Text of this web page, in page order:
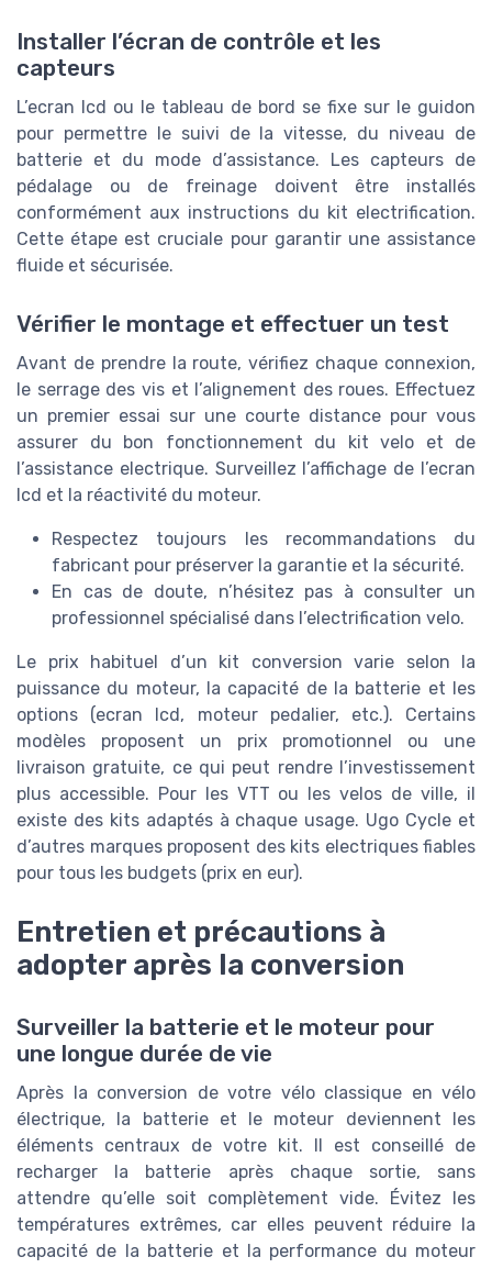
Installer l’écran de contrôle et les
capteurs
L’ecran lcd ou le tableau de bord se fixe sur le guidon
pour permettre le suivi de la vitesse, du niveau de
batterie et du mode d’assistance. Les capteurs de
pédalage ou de freinage doivent être installés
conformément aux instructions du kit electrification.
Cette étape est cruciale pour garantir une assistance
fluide et sécurisée.
Vérifier le montage et effectuer un test
Avant de prendre la route, vérifiez chaque connexion,
le serrage des vis et l’alignement des roues. Effectuez
un premier essai sur une courte distance pour vous
assurer du bon fonctionnement du kit velo et de
l’assistance electrique. Surveillez l’affichage de l’ecran
lcd et la réactivité du moteur.
Respectez toujours les recommandations du
fabricant pour préserver la garantie et la sécurité.
En cas de doute, n’hésitez pas à consulter un
professionnel spécialisé dans l’electrification velo.
Le prix habituel d’un kit conversion varie selon la
puissance du moteur, la capacité de la batterie et les
options (ecran lcd, moteur pedalier, etc.). Certains
modèles proposent un prix promotionnel ou une
livraison gratuite, ce qui peut rendre l’investissement
plus accessible. Pour les VTT ou les velos de ville, il
existe des kits adaptés à chaque usage. Ugo Cycle et
d’autres marques proposent des kits electriques fiables
pour tous les budgets (prix en eur).
Entretien et précautions à
adopter après la conversion
Surveiller la batterie et le moteur pour
une longue durée de vie
Après la conversion de votre vélo classique en vélo
électrique, la batterie et le moteur deviennent les
éléments centraux de votre kit. Il est conseillé de
recharger la batterie après chaque sortie, sans
attendre qu’elle soit complètement vide. Évitez les
températures extrêmes, car elles peuvent réduire la
capacité de la batterie et la performance du moteur